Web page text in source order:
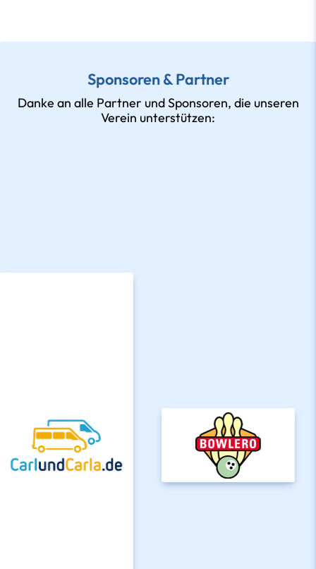
Sponsoren & Partner
Danke an alle Partner und Sponsoren, die unseren
Verein unterstützen: